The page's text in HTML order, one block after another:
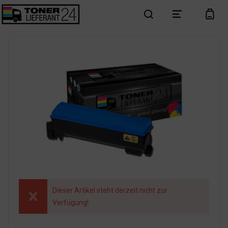
search menu cart
Dieser Artikel steht derzeit nicht zur
Verfügung!